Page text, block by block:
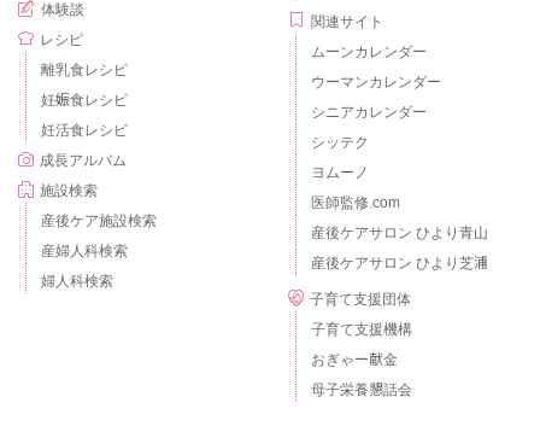
体験談
レシピ
離乳食レシピ
妊娠食レシピ
妊活食レシピ
成長アルバム
施設検索
産後ケア施設検索
産婦人科検索
婦人科検索
関連サイト
ムーンカレンダー
ウーマンカレンダー
シニアカレンダー
シッテク
ヨムーノ
医師監修.com
産後ケアサロン ひより青山
産後ケアサロン ひより芝浦
子育て支援団体
子育て支援機構
おぎゃー献金
母子栄養懇話会